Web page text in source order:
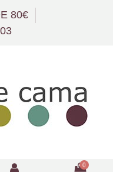
80€
0